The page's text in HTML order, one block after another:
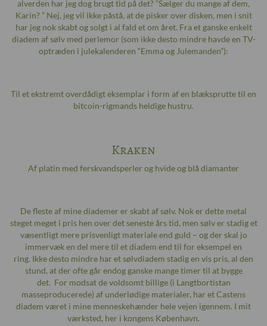
alverden har jeg dog brugt tid på det? ”Sælger du mange af dem,
Karin? ” Nej, jeg vil ikke påstå, at de pisker over disken, men i snit
har jeg nok skabt og solgt i al fald et om året. Fra et ganske enkelt
diadem af sølv med perlemor (som ikke desto mindre havde en TV-
optræden i julekalenderen “Emma og Julemanden”):
Til et ekstremt overdådigt eksemplar i form af en blæksprutte til en
bitcoin-rigmands heldige hustru.
Kraken
Af platin med ferskvandsperler og hvide og blå diamanter
De fleste af mine diademer er skabt af sølv. Nok er dette metal
steget meget i pris hen over det seneste års tid, men sølv er stadig et
væsentligt mere prisvenligt materiale end guld – og der skal jo
immervæk en del mere til et diadem end til for eksempel en
ring. Ikke desto mindre har et sølvdiadem stadig en vis pris, al den
stund, at der ofte går endog ganske mange timer til at bygge
det. For modsat de voldsomt billige (i Langtbortistan
masseproducerede) af underlødige materialer, har et Castens
diadem været i mine menneskehænder hele vejen igennem. I mit
værksted, her i kongens København.